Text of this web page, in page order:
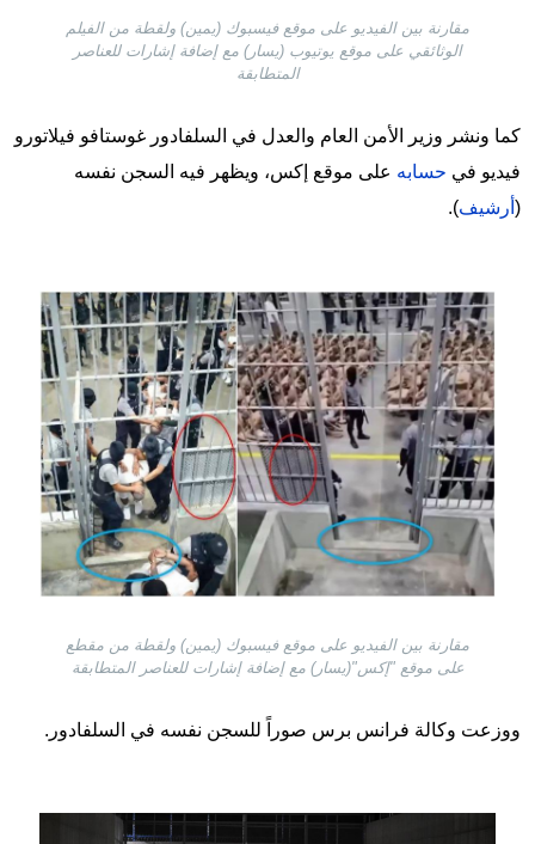
مقارنة بين الفيديو على موقع فيسبوك (يمين) ولقطة من الفيلم
الوثائقي على موقع يوتيوب (يسار) مع إضافة إشارات للعناصر
المتطابقة
كما ونشر وزير الأمن العام والعدل في السلفادور غوستافو فيلاتورو
فيديو في حسابه على موقع إكس، ويظهر فيه السجن نفسه
( أرشيف).
Image
مقارنة بين الفيديو على موقع فيسبوك (يمين) ولقطة من مقطع
على موقع "إكس"(يسار) مع إضافة إشارات للعناصر المتطابقة
ووزعت وكالة فرانس برس صوراً للسجن نفسه في السلفادور.